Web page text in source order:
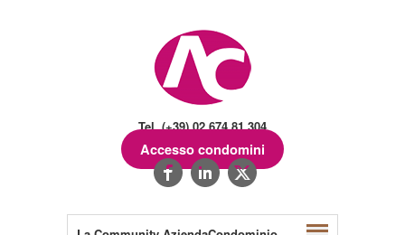
Tel. (+39) 02.674.81.304
Accesso condomini